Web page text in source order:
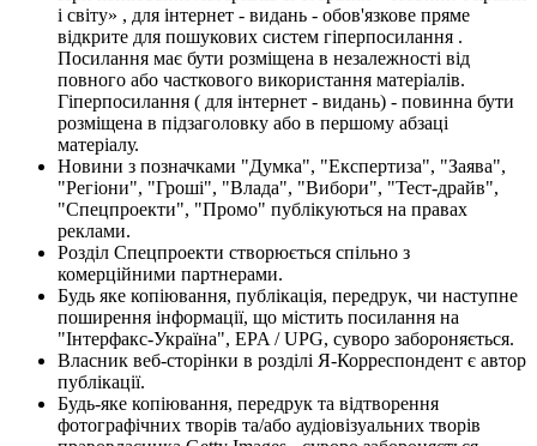
і світу» , для інтернет - видань - обов'язкове пряме
відкрите для пошукових систем гіперпосилання .
Посилання має бути розміщена в незалежності від
повного або часткового використання матеріалів.
Гіперпосилання ( для інтернет - видань) - повинна бути
розміщена в підзаголовку або в першому абзаці
матеріалу.
Новини з позначками "Думка", "Експертиза", "Заява",
"Регіони", "Гроші", "Влада", "Вибори", "Тест-драйв",
"Спецпроекти", "Промо" публікуються на правах
реклами.
Розділ Спецпроекти створюється спільно з
комерційними партнерами.
Будь яке копіювання, публікація, передрук, чи наступне
поширення інформації, що містить посилання на
"Інтерфакс-Україна", EPA / UPG, суворо забороняється.
Власник веб-сторінки в розділі Я-Корреспондент є автор
публікації.
Будь-яке копіювання, передрук та відтворення
фотографічних творів та/або аудіовізуальних творів